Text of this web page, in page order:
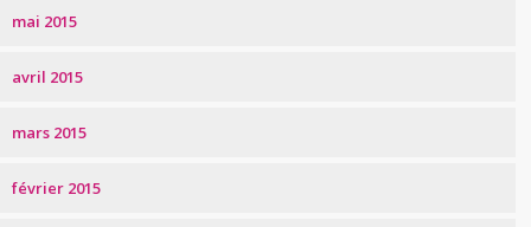
mai 2015
avril 2015
mars 2015
février 2015